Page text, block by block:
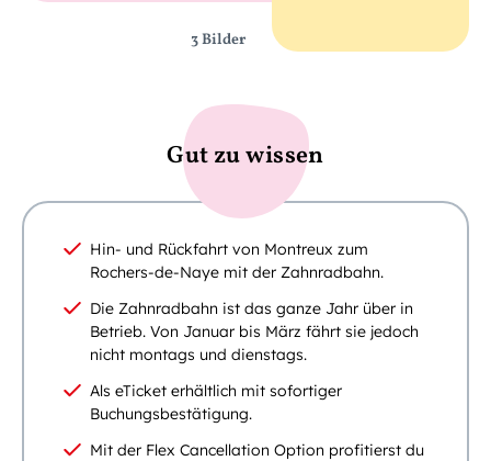
3 Bilder
Gut zu wissen
Hin- und Rückfahrt von Montreux zum
Rochers-de-Naye mit der Zahnradbahn.
Die Zahnradbahn ist das ganze Jahr über in
Betrieb. Von Januar bis März fährt sie jedoch
nicht montags und dienstags.
Als eTicket erhältlich mit sofortiger
Buchungsbestätigung.
Mit der Flex Cancellation Option profitierst du